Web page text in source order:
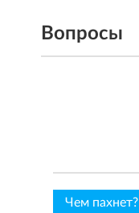
Вопросы
Чем пахнет?